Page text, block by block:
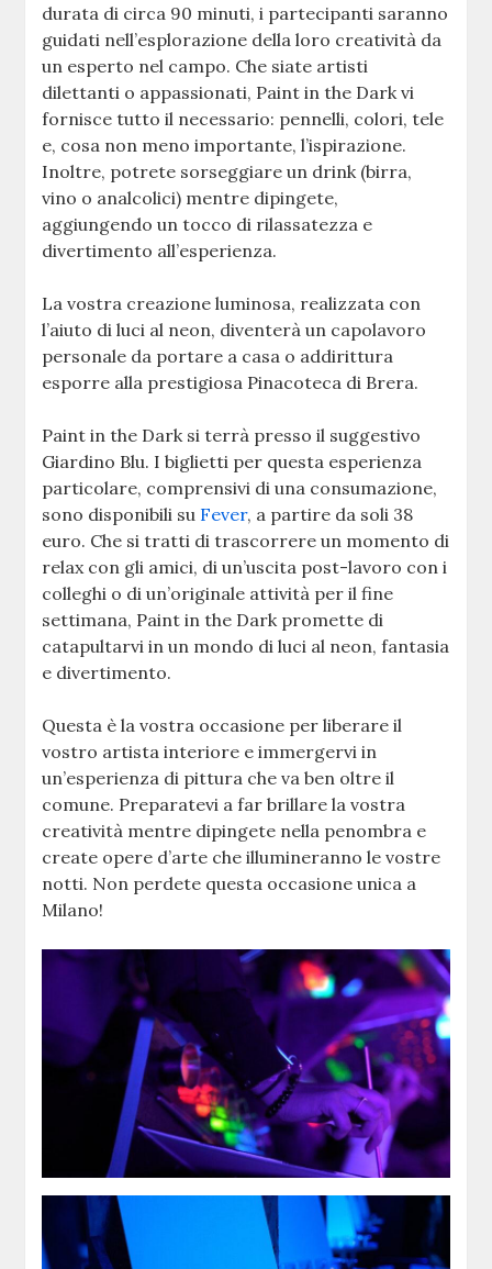
durata di circa 90 minuti, i partecipanti saranno
guidati nell’esplorazione della loro creatività da
un esperto nel campo. Che siate artisti
dilettanti o appassionati, Paint in the Dark vi
fornisce tutto il necessario: pennelli, colori, tele
e, cosa non meno importante, l’ispirazione.
Inoltre, potrete sorseggiare un drink (birra,
vino o analcolici) mentre dipingete,
aggiungendo un tocco di rilassatezza e
divertimento all’esperienza.
La vostra creazione luminosa, realizzata con
l’aiuto di luci al neon, diventerà un capolavoro
personale da portare a casa o addirittura
esporre alla prestigiosa Pinacoteca di Brera.
Paint in the Dark si terrà presso il suggestivo
Giardino Blu. I biglietti per questa esperienza
particolare, comprensivi di una consumazione,
sono disponibili su Fever, a partire da soli 38
euro. Che si tratti di trascorrere un momento di
relax con gli amici, di un’uscita post-lavoro con i
colleghi o di un’originale attività per il fine
settimana, Paint in the Dark promette di
catapultarvi in un mondo di luci al neon, fantasia
e divertimento.
Questa è la vostra occasione per liberare il
vostro artista interiore e immergervi in
un’esperienza di pittura che va ben oltre il
comune. Preparatevi a far brillare la vostra
creatività mentre dipingete nella penombra e
create opere d’arte che illumineranno le vostre
notti. Non perdete questa occasione unica a
Milano!